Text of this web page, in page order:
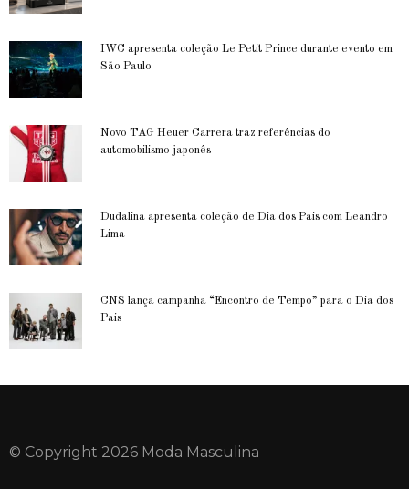
IWC apresenta coleção Le Petit Prince durante evento em
São Paulo
Novo TAG Heuer Carrera traz referências do
automobilismo japonês
Dudalina apresenta coleção de Dia dos Pais com Leandro
Lima
CNS lança campanha “Encontro de Tempo” para o Dia dos
Pais
© Copyright 2026 Moda Masculina